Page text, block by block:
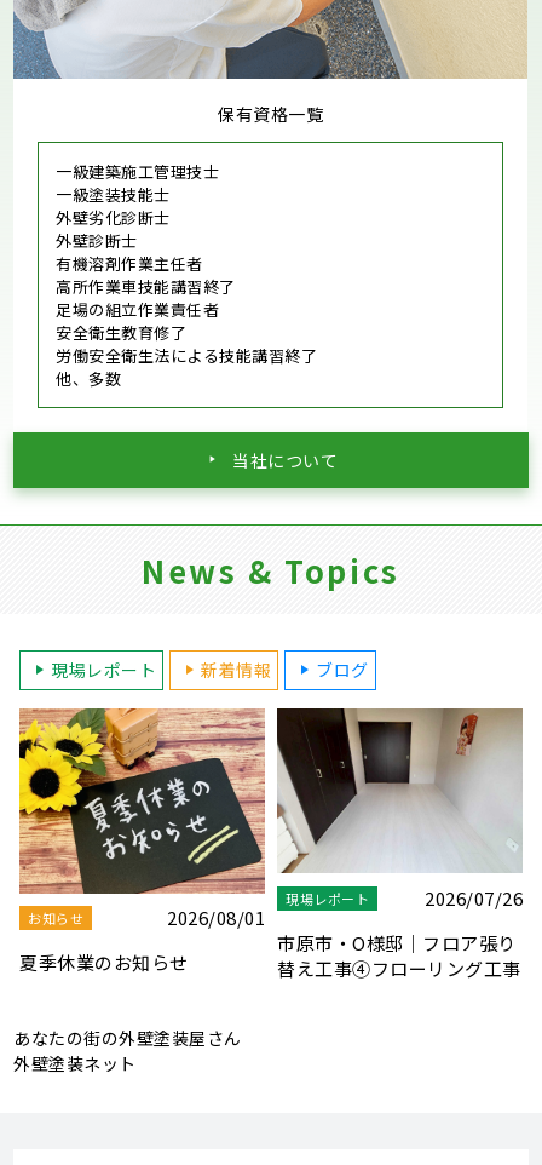
保有資格一覧
一級建築施工管理技士
一級塗装技能士
外壁劣化診断士
外壁診断士
有機溶剤作業主任者
高所作業車技能講習終了
足場の組立作業責任者
安全衛生教育修了
労働安全衛生法による技能講習終了
他、多数
当社について
News & Topics
現場レポート 新着情報 ブログ
お知らせ
2026/04/27
★G・W休業のお知らせ★
2026/04/04
市原市・O様邸｜フロア張り
あなたの街の外壁塗装屋さん
外壁塗装ネット